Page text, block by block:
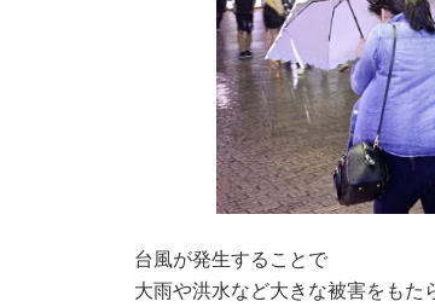
台風が発生することで
大雨や洪水など大きな被害をもた